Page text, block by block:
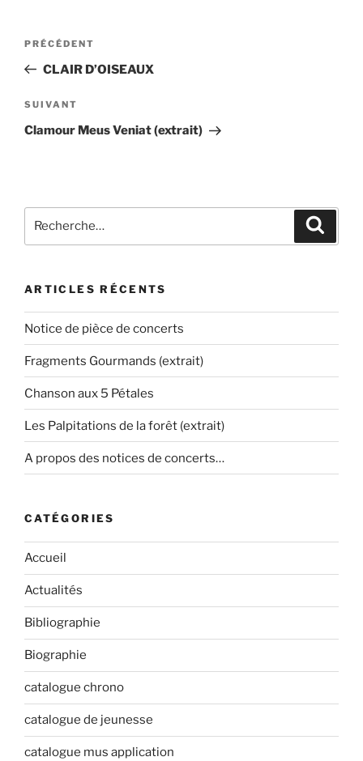
Navigation
l’article
Article
précédent
PRÉCÉDENT
CLAIR D’OISEAUX
Article
suivant
SUIVANT
Clamour Meus Veniat (extrait)
pour
ARTICLES RÉCENTS
Notice de pièce de concerts
Fragments Gourmands (extrait)
Chanson aux 5 Pétales
Les Palpitations de la forêt (extrait)
A propos des notices de concerts…
CATÉGORIES
Accueil
Actualités
Bibliographie
Biographie
catalogue chrono
catalogue de jeunesse
catalogue mus application